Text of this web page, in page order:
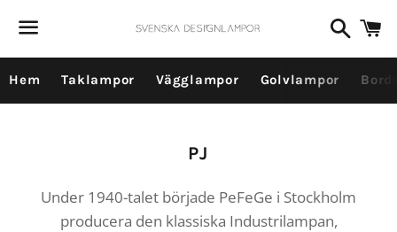
Sök
Hem Taklampor Vägglampor Golvlampor
Produktserie:
PJ
Under 1940-talet började PeFeGe i Stockholm
producera den klassiska Industrilampan,